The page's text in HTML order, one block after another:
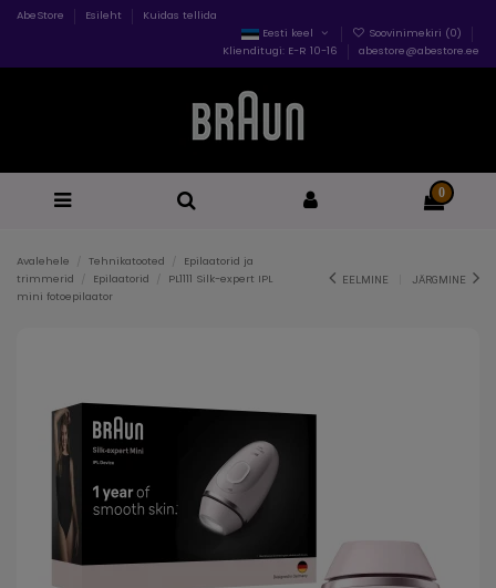
AbeStore Esileht
Kuidas tellida
Eesti keel
Soovinimekiri (0)
Klienditugi: E-R 10-16
abestore@abestore.ee
0
Avalehele Tehnikatooted
Epilaatorid ja
trimmerid
Epilaatorid
PL1111 Silk-expert IPL
mini fotoepilaator
EELMINE JÄRGMINE